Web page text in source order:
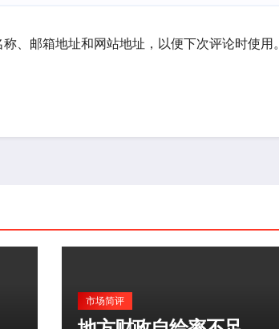
、邮箱地址和网站地址，以便下次评论时使用。
市场简评